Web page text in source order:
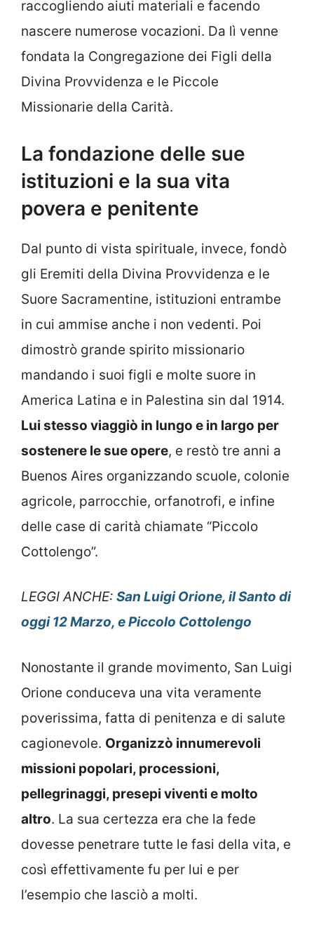
raccogliendo aiuti materiali e facendo
nascere numerose vocazioni. Da lì venne
fondata la Congregazione dei Figli della
Divina Provvidenza e le Piccole
Missionarie della Carità.
La fondazione delle sue
istituzioni e la sua vita
povera e penitente
Dal punto di vista spirituale, invece, fondò
gli Eremiti della Divina Provvidenza e le
Suore Sacramentine, istituzioni entrambe
in cui ammise anche i non vedenti. Poi
dimostrò grande spirito missionario
mandando i suoi figli e molte suore in
America Latina e in Palestina sin dal 1914.
Lui stesso viaggiò in lungo e in largo per
sostenere le sue opere, e restò tre anni a
Buenos Aires organizzando scuole, colonie
agricole, parrocchie, orfanotrofi, e infine
delle case di carità chiamate “Piccolo
Cottolengo”.
LEGGI ANCHE: San Luigi Orione, il Santo di
oggi 12 Marzo, e Piccolo Cottolengo
Nonostante il grande movimento, San Luigi
Orione conduceva una vita veramente
poverissima, fatta di penitenza e di salute
cagionevole. Organizzò innumerevoli
missioni popolari, processioni,
pellegrinaggi, presepi viventi e molto
altro. La sua certezza era che la fede
dovesse penetrare tutte le fasi della vita, e
così effettivamente fu per lui e per
l’esempio che lasciò a molti.